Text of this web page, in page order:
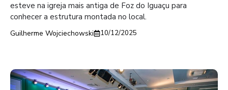
esteve na igreja mais antiga de Foz do Iguaçu para
conhecer a estrutura montada no local.
Guilherme Wojciechowski 10/12/2025